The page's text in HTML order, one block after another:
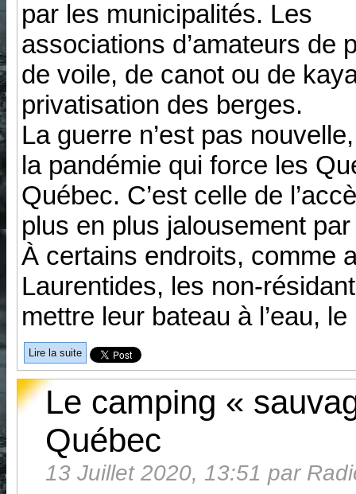
par les municipalités. Les
associations d’amateurs de
de voile, de canot ou de
privatisation des berges.
La guerre n’est pas
la pandémie qui force les
Québec. C’est celle de
plus en plus jalousement
À certains endroits, comme
Laurentides, les non-
mettre leur bateau à l’eau,
Lire la suite
Le camping «
Québec
13 Juillet 2020, 13:51 par